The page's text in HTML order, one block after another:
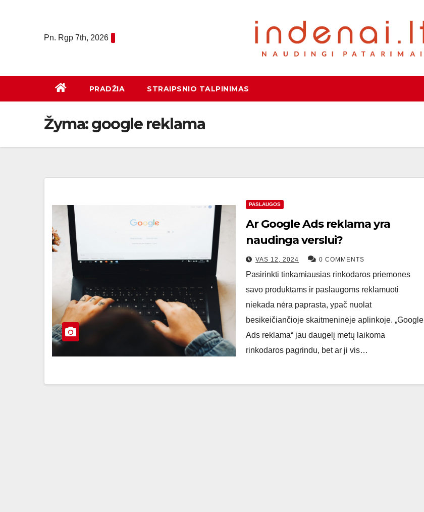
Pn. Rgp 7th, 2026
PRADŽIA STRAIPSNIO TALPINIMAS
Žyma:google reklama
PASLAUGOS
Ar Google Ads reklama yra
naudinga verslui?
VAS 12, 2024 0 COMMENTS
Pasirinkti tinkamiausias rinkodaros priemones
savo produktams ir paslaugoms reklamuoti
niekada nėra paprasta, ypač nuolat
besikeičiančioje skaitmeninėje aplinkoje. „Google
Ads reklama“ jau daugelį metų laikoma
rinkodaros pagrindu, bet ar ji vis…